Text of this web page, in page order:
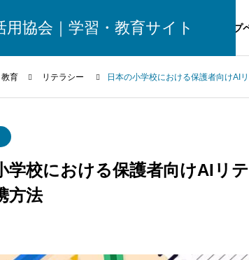
用協会｜学習・教育サイト トップ
リテラシー教育における保護者対象アプローチ
育 リテラシー 日本の小学校における保護者向けAI
学校における保護者向けAIリ
方法